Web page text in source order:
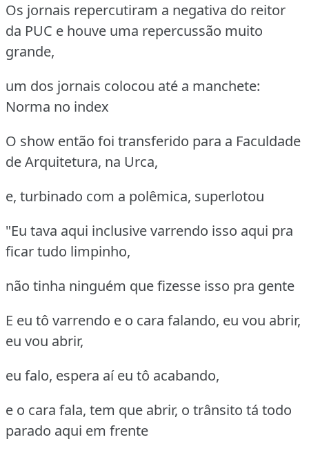
Os jornais repercutiram a negativa do reitor
da PUC e houve uma repercussão muito
grande,
um dos jornais colocou até a manchete:
Norma no index
O show então foi transferido para a Faculdade
de Arquitetura, na Urca,
e, turbinado com a polêmica, superlotou
"Eu tava aqui inclusive varrendo isso aqui pra
ficar tudo limpinho,
não tinha ninguém que fizesse isso pra gente
E eu tô varrendo e o cara falando, eu vou abrir,
eu vou abrir,
eu falo, espera aí eu tô acabando,
e o cara fala, tem que abrir, o trânsito tá todo
parado aqui em frente